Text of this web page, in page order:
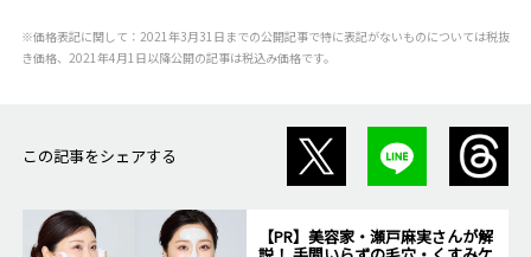
※価格表記に関して：2021年3月31日までの公開記事で特に表記がないものについては税抜
き価格、2021年4月1日以降公開の記事は税込み価格です。
この記事をシェアする
【PR】美容家・瀬戸麻実さんが解